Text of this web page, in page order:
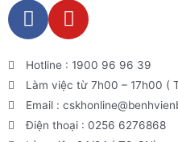
Hotline : 1900 96 96 39
Làm việc từ 7h00 – 17h00 (
Email :
Điện thoại : 0256 6276868